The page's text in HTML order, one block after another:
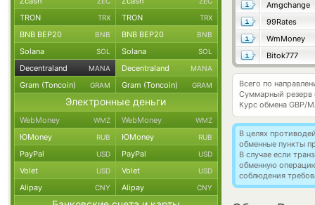
Amgchange
99Rates
WmMoney
Bitok777
Всего по
Суммарный резерв
Курс обмена GBP/
В целях
обменные пункты
В случае если
обменную
соблюдения
TRON TRX TRON TRX
BNB BEP20 BNB BNB BEP20 BNB
Solana SOL Solana SOL
Decentraland MANA Decentraland MANA
Gram (Toncoin) GRAM Gram (Toncoin) GRAM
Электронные деньги
WebMoney WMZ WebMoney WMZ
ЮMoney RUB ЮMoney RUB
PayPal USD PayPal USD
Volet USD Volet USD
Alipay CNY Alipay CNY